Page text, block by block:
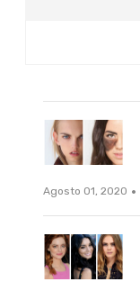
Agosto 01, 2020 ·